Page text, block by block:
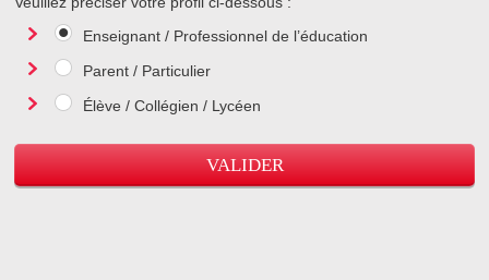
Enseignant / Professionnel de l’éducation
Parent / Particulier
Élève / Collégien / Lycéen